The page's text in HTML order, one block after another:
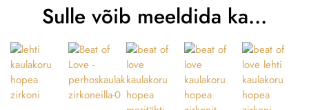
Sulle võib meeldida ka…